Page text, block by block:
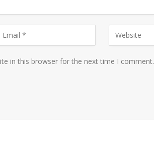
in this browser for the next time I comment.